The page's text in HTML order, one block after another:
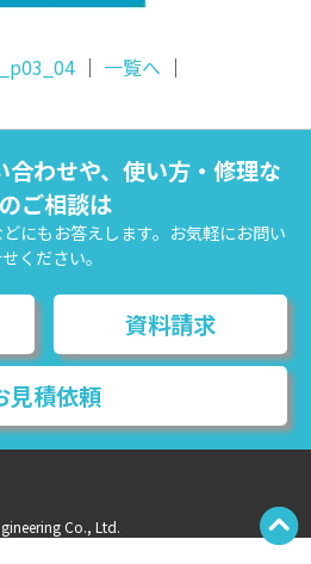
｜ 一覧へ ｜
わせや、使い方・修理な
ご相談は
にもお答えします。お気軽にお問い
ください。
資料請求
見積依頼
Co., Ltd.